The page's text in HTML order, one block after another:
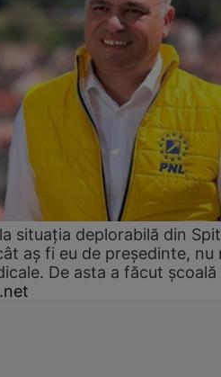
situația deplorabilă din
aș fi eu de președinte, nu
De asta a făcut școală